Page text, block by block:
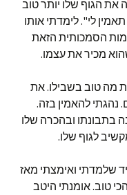
הגוף שלו יותר טוב
לי". לימדתי אותו
הסמכותית הזאת
מכיר את עצמו.
מה טוב בשבילו. את
נהגתי להאמין בזה.
בתבונתו ובהכרה שלו
לגוף שלו.
שלמדתי ואימצתי מאז
טוב. אומנתי היטב